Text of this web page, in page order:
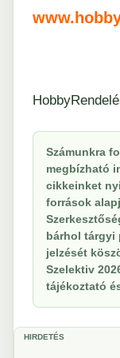
Számunkra
megbízható
cikkeinket
források
bárhol tárgyi
jelzését
Szelektiv
tájékoztató
HIRDETÉS